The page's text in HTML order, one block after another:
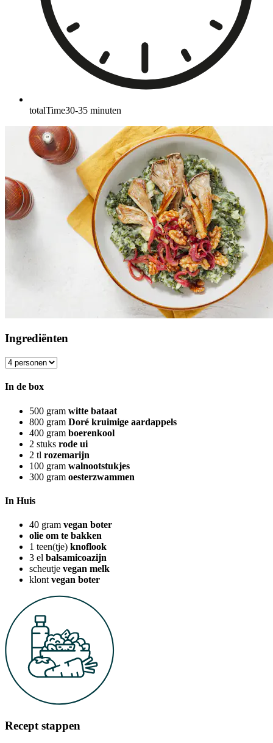
totalTime30-35 minuten
Ingrediënten
In de box
500 gram witte bataat
800 gram Doré kruimige aardappels
400 gram boerenkool
2 stuks rode ui
2 tl rozemarijn
100 gram walnootstukjes
300 gram oesterzwammen
In Huis
40 gram vegan boter
olie om te bakken
1 teen(tje) knoflook
3 el balsamicoazijn
scheutje vegan melk
klont vegan boter
Recept stappen